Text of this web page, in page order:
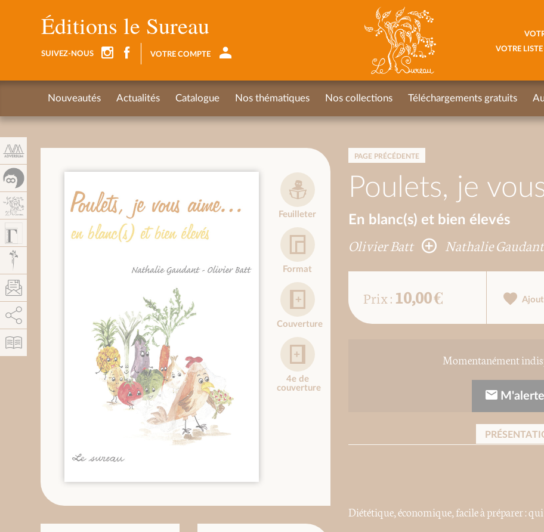
PAGE PRÉCÉDENTE
Poulets, je
En blanc(s) et bien élevés
Olivier Batt Nathalie
Feuilleter
Format
Couverture
4e de
couverture
Prix : 10,00 €
Momentanément
Diététique, économique, facile à préparer : qui
Éditions le Sureau
SUIVEZ-NOUS VOTRE COMPTE
VOTRE LISTE
Nouveautés Actualités Catalogue Nos thématiques Nos collections Téléchargements gratuits